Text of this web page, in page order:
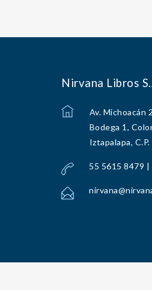
Nirvana Libros
Av. Michoacán
Bodega 1,
Iztapalapa,
55 5615 8479